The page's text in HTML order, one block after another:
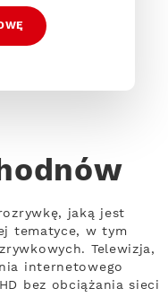
jaką jest
tematyce, w tym
Telewizja,
internetowego
bez obciążania sieci